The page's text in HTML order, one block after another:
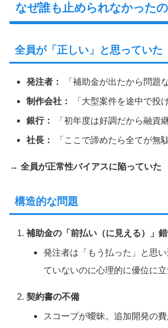
なぜ誰も止められなかった
全員が「正しい」と思っていた
発注者：
「補助金が出たから問題な
制作会社：
「大型案件を途中で投
銀行：
「初年度は好調だから融資継
社長：
「ここで諦めたら全てが無
→ 全員が正常性バイアスに陥っていた
構造的な問題
補助金の「前払い（に見える）」
発注者は「もう払った」と思
ていないのに心理的に優位に立
契約書の不備
スコープが曖昧。追加開発の